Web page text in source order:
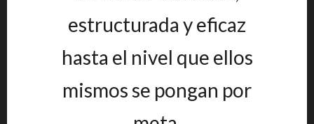
estructurada y eficaz
hasta el nivel que ellos
mismos se pongan por